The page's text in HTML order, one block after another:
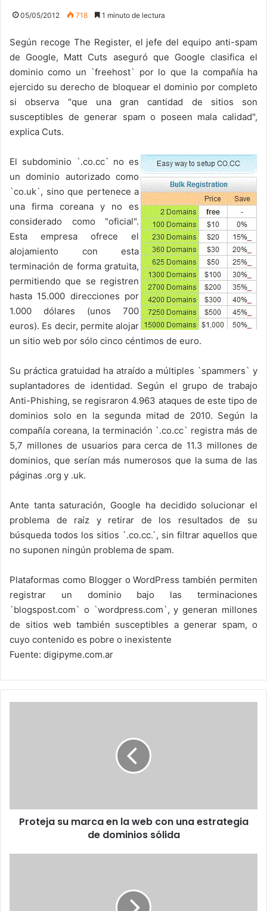
05/05/2012 718 1 minuto de lectura
Según recoge The Register, el jefe del equipo anti-spam
de Google, Matt Cuts aseguró que Google clasifica el
dominio como un `freehost` por lo que la compañía ha
ejercido su derecho de bloquear el dominio por completo
si observa "que una gran cantidad de sitios son
susceptibles de generar spam o poseen mala calidad",
explica Cuts.
El subdominio `.co.cc` no es
un dominio autorizado como
`co.uk`, sino que pertenece a
una firma coreana y no es
considerado como "oficial".
Esta empresa ofrece el
alojamiento con esta
terminación de forma gratuita,
permitiendo que se registren
hasta 15.000 direcciones por
1.000 dólares (unos 700
euros). Es decir, permite alojar
un sitio web por sólo cinco céntimos de euro.
Su práctica gratuidad ha atraído a múltiples `spammers` y
suplantadores de identidad. Según el grupo de trabajo
Anti-Phishing, se regisraron 4.963 ataques de este tipo de
dominios solo en la segunda mitad de 2010. Según la
compañía coreana, la terminación `.co.cc` registra más de
5,7 millones de usuarios para cerca de 11.3 millones de
dominios, que serían más numerosos que la suma de las
páginas .org y .uk.
Ante tanta saturación, Google ha decidido solucionar el
problema de raíz y retirar de los resultados de su
búsqueda todos los sitios `.co.cc.`, sin filtrar aquellos que
no suponen ningún problema de spam.
Plataformas como Blogger o WordPress también permiten
registrar un dominio bajo las terminaciones
`blogspost.com` o `wordpress.com`, y generan millones
de sitios web también susceptibles a generar spam, o
cuyo contenido es pobre o inexistente
Fuente: digipyme.com.ar
estrategia
Proteja su marca en la web con una estrategia
de dominios sólida